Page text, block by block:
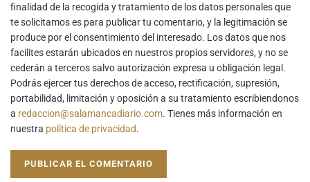
finalidad de la recogida y tratamiento de los datos personales que
te solicitamos es para publicar tu comentario, y la legitimación se
produce por el consentimiento del interesado. Los datos que nos
facilites estarán ubicados en nuestros propios servidores, y no se
cederán a terceros salvo autorización expresa u obligación legal.
Podrás ejercer tus derechos de acceso, rectificación, supresión,
portabilidad, limitación y oposición a su tratamiento escribiendonos
a redaccion@salamancadiario.com. Tienes más información en
nuestra política de privacidad.